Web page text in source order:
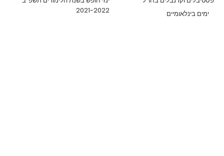
2021-2022
ימים בינלאומיים